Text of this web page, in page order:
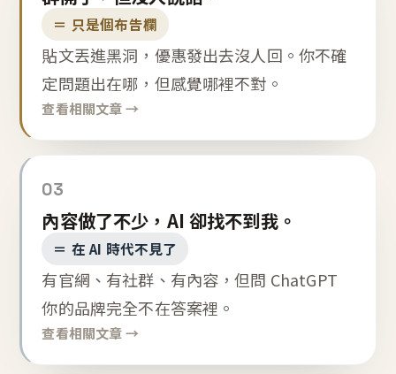
＝ 只是個布告欄
貼文丟進黑洞，優惠發出去沒人回。你不確
定問題出在哪，但感覺哪裡不對。
查看相關文章 →
03
內容做了不少，AI 卻找不到我。
＝ 在 AI 時代不見了
有官網、有社群、有內容，但問 ChatGPT
你的品牌完全不在答案裡。
查看相關文章 →